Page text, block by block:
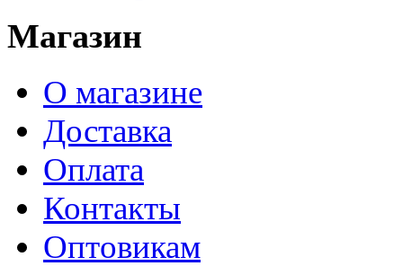
Магазин
О магазине
Доставка
Оплата
Контакты
Оптовикам